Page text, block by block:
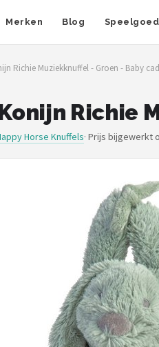
Merken Blog Speelgoed
Richie Muziekknuffel - Groen - Baby
Richie
Horse Knuffels· Prijs bijgewerkt